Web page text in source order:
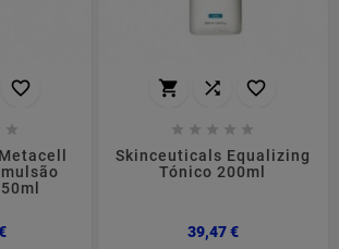


Preço
  
    
Skinceuticals Equalizing
Tónico 200ml
39,47 €Preço